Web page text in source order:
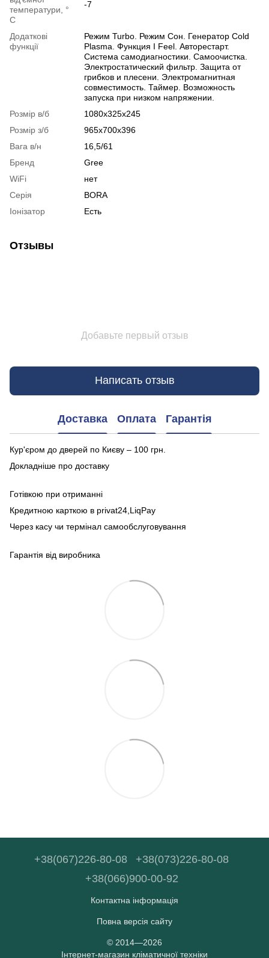
температури, °
C
-7
Додаткові
функції
Режим Turbo. Режим Сон. Генератор Cold
Plasma. Функция I Feel. Авторестарт.
Система самодиагностики. Самоочистка.
Электростатический фильтр. Защита от
грибков и плесени. Электромагнитная
совместимость. Таймер. Возможность
запуска при низком напряжении.
Розмір в/б
1080х325х245
Розмір з/б
965х700х396
Вага в/н
16,5/61
Бренд
Gree
WiFi
нет
Серія
BORA
Іонізатор
Есть
Отзывы
Добавьте первый отзыв
Написать отзыв
Доставка Оплата Гарантія
Кур'єром до дверей по Києву – 100 грн.
Докладніше про доставку
Готівкою при отриманні
Кредитною карткою в privat24,LiqPay
Через касу чи термінал самообслуговування
Гарантія від виробника
+38(067)226-80-08
+38(073)226-80-08
+38(066)900-00-92
Контактна інформація
Повна версія сайту
© 2014—2026
Інтернет-магазин кліматичної техніки